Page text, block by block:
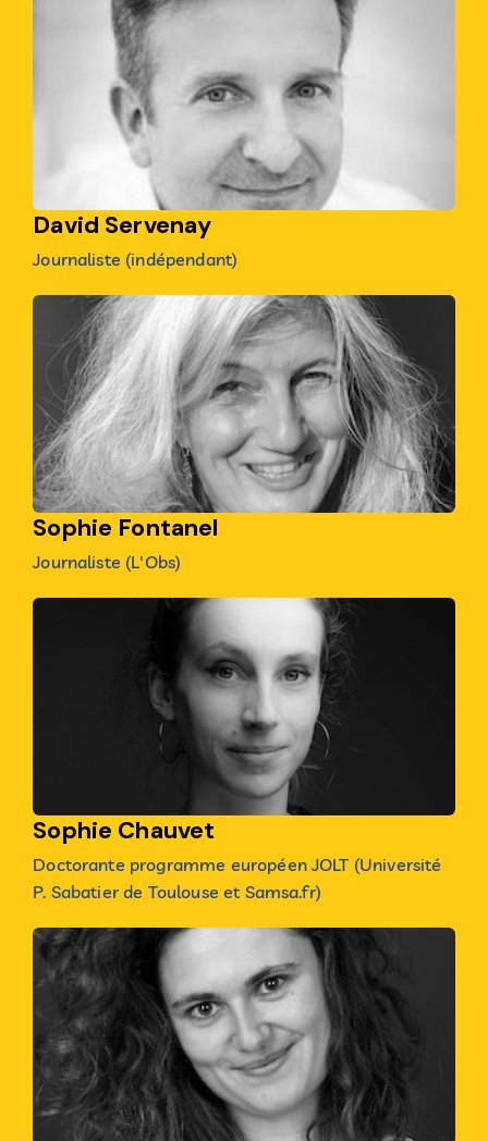
David Servenay
Journaliste (indépendant)
Sophie Fontanel
Journaliste (L'Obs)
Sophie Chauvet
Doctorante programme européen JOLT (Université
P. Sabatier de Toulouse et Samsa.fr)